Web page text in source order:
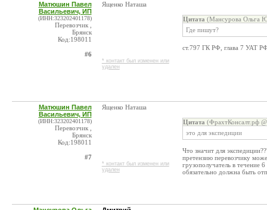
Матюшин Павел
Васильевич, ИП
(ИНН:323202401178)
Перевозчик ,
Брянск
Код:198011
#6
Ященко Наташа
* контакт был изменен или
удален
Цитата (Мансурова Ольга
Где пишут?
ст.797 ГК РФ, глава 7 УАТ
Матюшин Павел
Васильевич, ИП
(ИНН:323202401178)
Перевозчик ,
Брянск
Код:198011
#7
Ященко Наташа
* контакт был изменен или
удален
Цитата (ФрахтКонсалт.рф
это для экспедиции
Что значит для
претензию перевозчику
грузополучатель в течение
обязательно должна быть